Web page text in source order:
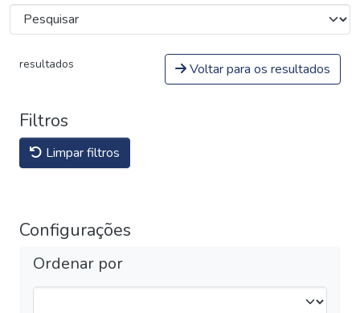
resultados Voltar para os resultados
Filtros
Limpar filtros
Configurações
Ordenar por